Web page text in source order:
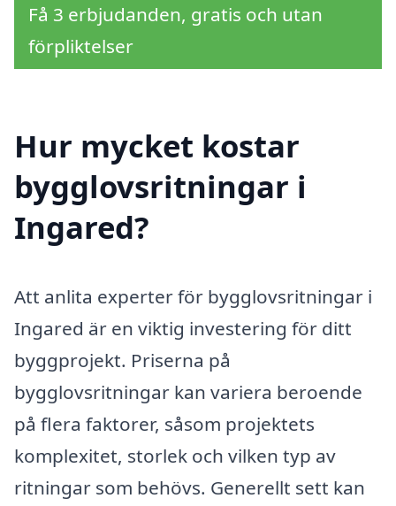
Få 3 erbjudanden, gratis och utan
förpliktelser
Hur mycket kostar
bygglovsritningar i
Ingared?
Att anlita experter för bygglovsritningar i
Ingared är en viktig investering för ditt
byggprojekt. Priserna på
bygglovsritningar kan variera beroende
på flera faktorer, såsom projektets
komplexitet, storlek och vilken typ av
ritningar som behövs. Generellt sett kan